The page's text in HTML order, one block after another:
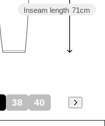
Inseam length 71cm
38 40